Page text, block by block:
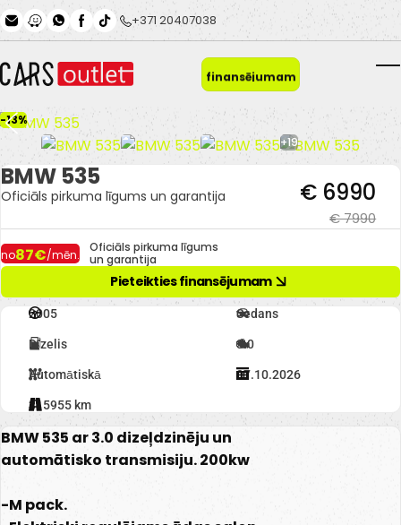
Skip to main content+371 20407038
Pieteikties
finansējumam
-13%
+19
BMW 535
Oficiāls pirkuma līgums un garantija
€ 7990
€ 6990
no87€/mēn.
Oficiāls pirkuma līgums
un garantija
Pieteikties finansējumam
2005 Sedans
Dīzelis 3.0
Automātiskā 07.10.2026
315955 km
BMW 535 ar 3.0 dizeļdzinēju un
automātisko transmisiju. 200kw
-M pack.